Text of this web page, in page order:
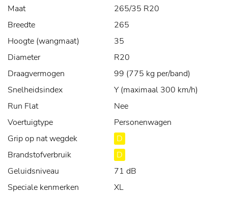
Maat
265/35 R20
Breedte
265
Hoogte (wangmaat)
35
Diameter
R20
Draagvermogen
99 (775 kg per/band)
Snelheidsindex
Y (maximaal 300 km/h)
Run Flat
Nee
Voertuigtype
Personenwagen
Grip op nat wegdek
D
Brandstofverbruik
D
Geluidsniveau
71 dB
Speciale kenmerken
XL